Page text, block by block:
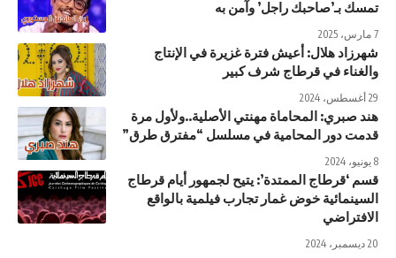
تمسك بـ’صاحبك راجل’ وآمن به
7 مارس، 2025
شهرزاد هلال: أعيش فترة غزيرة في الإنتاج
والغناء في قرطاج شرف كبير
29 أغسطس، 2024
هند صبري: المحاماة مهنتي الأصلية..ولأول مرة
قدمت دور المحامية في مسلسل “مفترق طرق”
8 يونيو، 2024
قسم ‘قرطاج الممتدة’: يتيح لجمهور أيام قرطاج
السينمائية خوض غمار تجارب فيلمية بالواقع
الافتراضي
20 ديسمبر، 2024